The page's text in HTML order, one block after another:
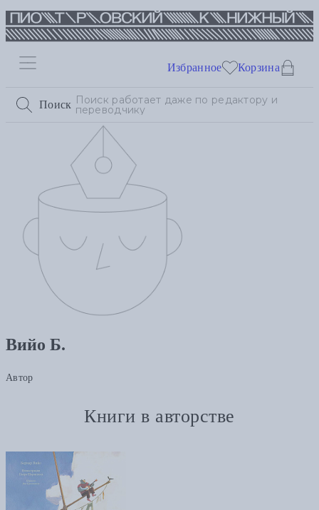
Поиск
Избранное Корзина
Вийо Б.
Автор
Книги в авторстве